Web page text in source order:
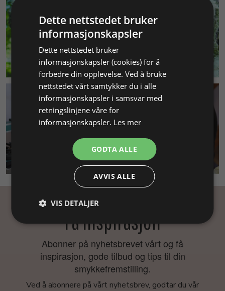
MILJØ & BÆREKRAFT
Få inspirasjon
Abonner på nyhetsbrevet vårt og få
inspirasjon, gode tilbud og tips til din
smykkefremstilling.
Ved å abonnere på vårt nyhetsbrev, godtar du vår
Dette nettstedet bruker
informasjonskapsler
Dette nettstedet bruker
informasjonskapsler (cookies) for å
forbedre din opplevelse. Ved å bruke
nettstedet vårt samtykker du i alle
informasjonskapsler i samsvar med
retningslinjene våre for
informasjonskapsler. Les mer
GODTA ALLE
AVVIS ALLE
VIS DETALJER